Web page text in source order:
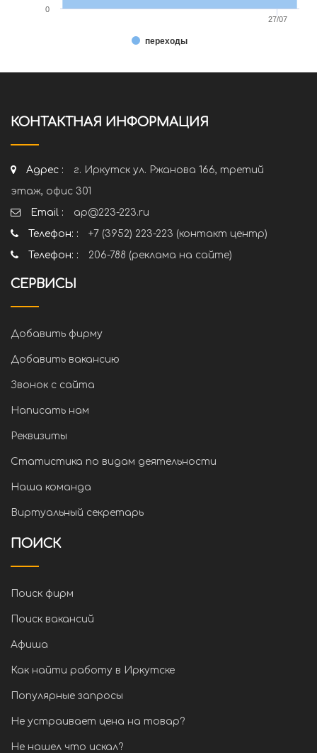
переходы
27/07
0
КОНТАКТНАЯ ИНФОРМАЦИЯ
Адрес :
г. Иркутск ул. Ржанова 166, третий
этаж, офис 301
Email :
ap@223-223.ru
Телефон: :
+7 (3952) 223-223 (контакт центр)
Телефон: :
206-788 (реклама на сайте)
СЕРВИСЫ
Добавить фирму
Добавить вакансию
Звонок с сайта
Написать нам
Реквизиты
Статистика по видам деятельности
Наша команда
Виртуальный секретарь
ПОИСК
Поиск фирм
Поиск вакансий
Афиша
Как найти работу в Иркутске
Популярные запросы
Не устраивает цена на товар?
Не нашел что искал?